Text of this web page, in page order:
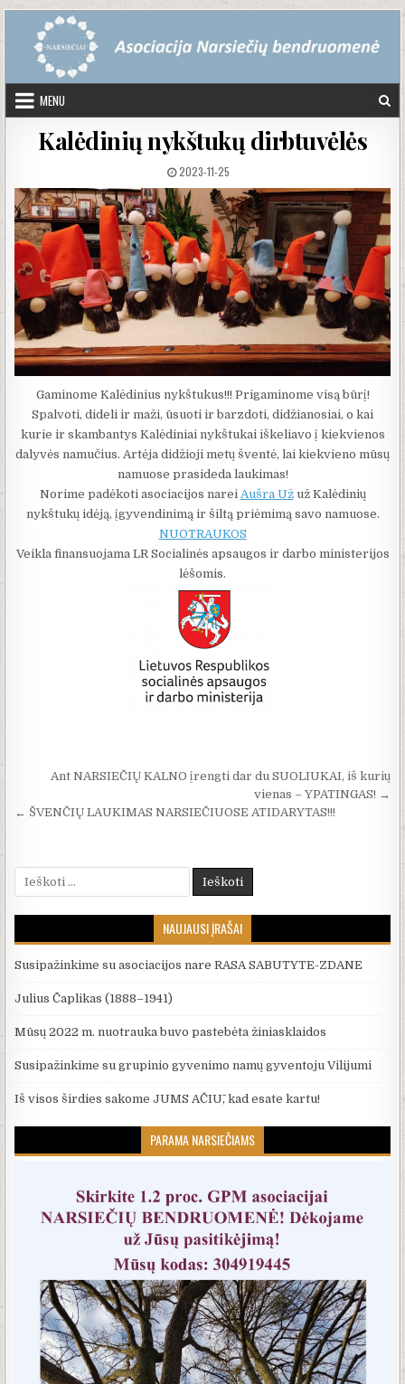
Skip to content
MENU
Kalėdinių nykštukų dirbtuvėlės
PUBLISHED DATE:
2023-11-25
Gaminome Kalėdinius nykštukus!!! Prigaminome visą būrį!
Spalvoti, dideli ir maži, ūsuoti ir barzdoti, didžianosiai, o kai
kurie ir skambantys Kalėdiniai nykštukai iškeliavo į kiekvienos
dalyvės namučius. Artėja didžioji metų šventė, lai kiekvieno mūsų
namuose prasideda laukimas!
Norime padėkoti asociacijos narei Aušra Užuž Kalėdinių
nykštukų idėją, įgyvendinimą ir šiltą priėmimą savo namuose.
NUOTRAUKOS
Veikla finansuojama LR Socialinės apsaugos ir darbo ministerijos
lėšomis.
Navigacija tarp įrašų
Ant NARSIEČIŲ KALNO įrengti dar du SUOLIUKAI, iš kurių
vienas – YPATINGAS! →
← ŠVENČIŲ LAUKIMAS NARSIEČIUOSE ATIDARYTAS!!!
Ieškoti:
NAUJAUSI ĮRAŠAI
Susipažinkime su asociacijos nare RASA SABUTYTE-ZDANE
Julius Čaplikas (1888–1941)
Mūsų 2022 m. nuotrauka buvo pastebėta žiniasklaidos
Susipažinkime su grupinio gyvenimo namų gyventoju Vilijumi
Iš visos širdies sakome JUMS AČIŪ, kad esate kartu!
PARAMA NARSIEČIAMS